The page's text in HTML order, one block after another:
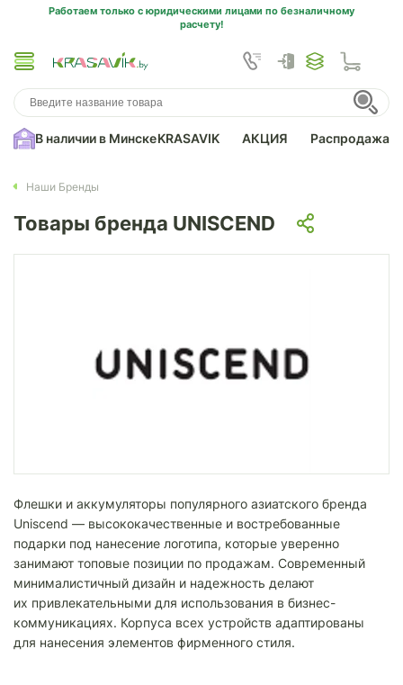
Работаем только с юридическими лицами по безналичному
расчету!
В наличии в МинскеKRASAVIK АКЦИЯ Распродажа
Наши Бренды
Товары бренда UNISCEND
Флешки и аккумуляторы популярного азиатского бренда
Uniscend — высококачественные и востребованные
подарки под нанесение логотипа, которые уверенно
занимают топовые позиции по продажам. Современный
минималистичный дизайн и надежность делают
их привлекательными для использования в бизнес-
коммуникациях. Корпуса всех устройств адаптированы
для нанесения элементов фирменного стиля.